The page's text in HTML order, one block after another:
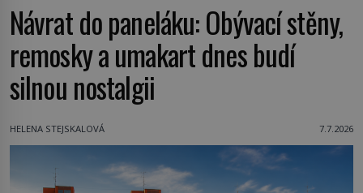
Návrat do paneláku: Obývací stěny,
remosky a umakart dnes budí
silnou nostalgii
HELENA STEJSKALOVÁ 7.7.2026